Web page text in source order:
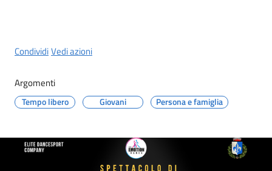
line
Tutti
gli
CondividiVedi azioni
Argomenti
Tempo libero Giovani Persona e famiglia